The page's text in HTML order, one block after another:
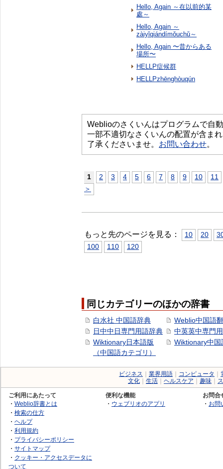
Hello, Again ～在以前的某
處～
Hello, Again ～
zàiyǐqiándímǒuchǔ～
Hello, Again 〜昔からある
場所〜
HELLP症候群
HELLPzhēnghòuqún
Weblioのさくいんはプログラムで自
一部不適切なさくいんの配置が含ま
了承くださいませ。 お問い合わせ。
1 2 3 4 5 6 7 8 9 10
11
＞
もっと先のページを見る： 10 20
100
110 120
同じカテゴリーのほかの辞書
白水社 中国語辞典
日中中日専門用語辞典
Wiktionary日本語版
（中国語カテゴリ）
Weblio中国語
中英英中専門
Wiktionary中国
ビジネス 業界用語 コンピュータ
文化
生活 ヘルスケア 趣味
ご利用にあたって
・ Weblio辞書とは
・ 検索の仕方
・ ヘルプ
・ 利用規約
・ プライバシーポリシー
・ サイトマップ
・ クッキー・アクセスデータに
ついて
便利な機能
・ ウェブリオのアプリ
お問合
・ お問